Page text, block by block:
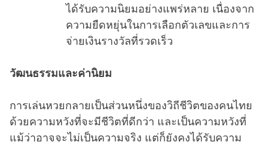
ได้รับความนิยมอย่างแพร่หลาย เนื่องจาก
ความยืดหยุ่นในการเลือกตัวเลขและการ
จ่ายเงินรางวัลที่รวดเร็ว
วัฒนธรรมและค่านิยม
การเล่นหวยกลายเป็นส่วนหนึ่งของวิถีชีวิตของคนไทย
ด้วยความหวังที่จะมีชีวิตที่ดีกว่า และเป็นความหวังที่
แม้ว่าอาจจะไม่เป็นความจริง แต่ก็ยังคงได้รับความ